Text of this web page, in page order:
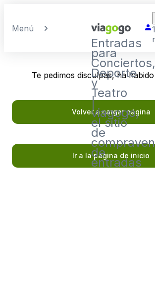
Menú
Entradas
para
Conciertos,
Deporte
y
Teatro
|
viagogo,
el sitio
de
de
entradas
Te pedimos disculpas, ha
Volver a cargar página
Ir a la página de inicio